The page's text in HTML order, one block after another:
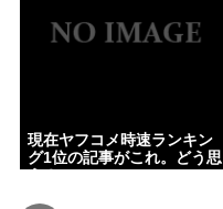
現在ヤフコメ時速ランキン
グ1位の記事がこれ。どう思